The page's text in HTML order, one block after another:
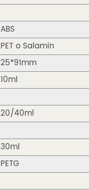
ABS
PET o Salamin
25*91mm
10ml
20/40ml
30ml
PETG